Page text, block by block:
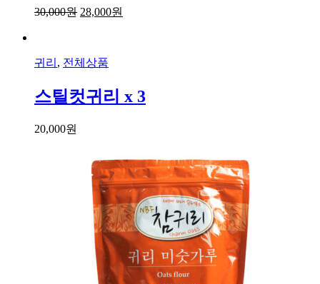
30,000원 28,000원
귀리 , 전체상품
스틸컷귀리 x 3
20,000원